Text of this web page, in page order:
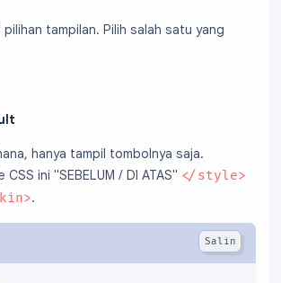
tampilan. Pilih salah satu yang
hanya tampil tombolnya saja.
ini "SEBELUM / DI ATAS" </style>
.